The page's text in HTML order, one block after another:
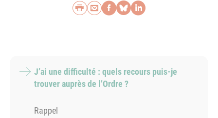
Imprimer
Envoyer par e-mail
Partager sur
Partager sur
Partager sur
J’ai une difficulté : quels recours puis-je
trouver auprès de l’Ordre ?
Rappel